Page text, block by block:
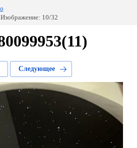
Изображение: 10/32
Следующее